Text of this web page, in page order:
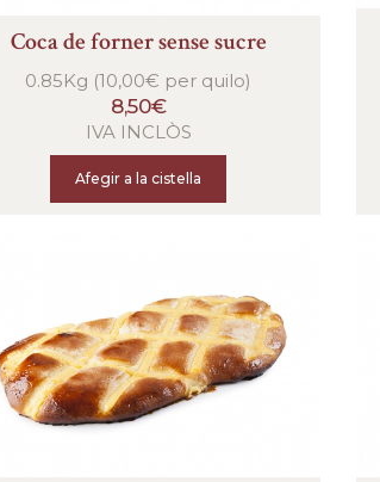
Coca de forner sense sucre
0.85Kg (10,00€ per quilo)
8,50€
IVA INCLÒS
Afegir a la cistella